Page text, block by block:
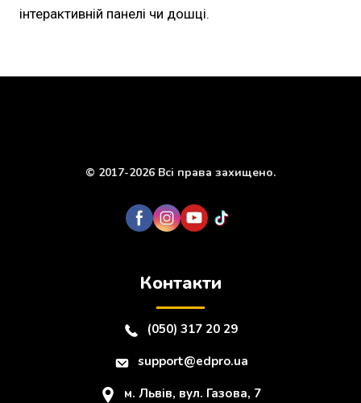
інтерактивній панелі чи дошці.
© 2017-2026 Всі права захищено.
Контакти
(050) 317 20 29
support@edpro.ua
м. Львів, вул. Газова, 7